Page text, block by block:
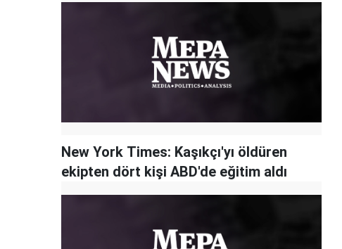
New York Times: Kaşıkçı'yı öldüren
ekipten dört kişi ABD'de eğitim aldı